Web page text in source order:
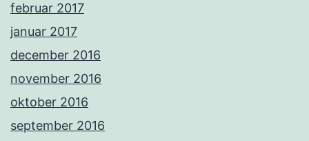
februar 2017
januar 2017
december 2016
november 2016
oktober 2016
september 2016